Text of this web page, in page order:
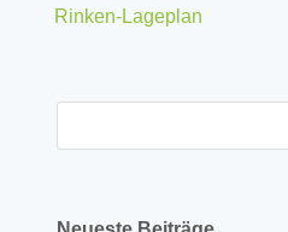
Rinken-Lageplan